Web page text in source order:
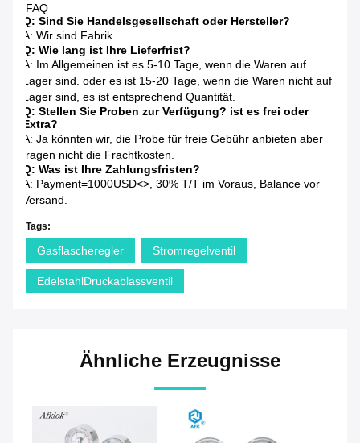
FAQ
Q: Sind Sie Handelsgesellschaft oder Hersteller?
A: Wir sind Fabrik.
Q: Wie lang ist Ihre Lieferfrist?
A: Im Allgemeinen ist es 5-10 Tage, wenn die Waren auf
Lager sind. oder es ist 15-20 Tage, wenn die Waren nicht auf
Lager sind, es ist entsprechend Quantität.
Q: Stellen Sie Proben zur Verfügung? ist es frei oder
Extra?
A: Ja könnten wir, die Probe für freie Gebühr anbieten aber
tragen nicht die Frachtkosten.
Q: Was ist Ihre Zahlungsfristen?
A: Payment=1000USD<>, 30% T/T im Voraus, Balance vor
Versand.
Tags:
Gasflascheregler Stromregelventil
EdelstahlDruckablassventil
Ähnliche Erzeugnisse